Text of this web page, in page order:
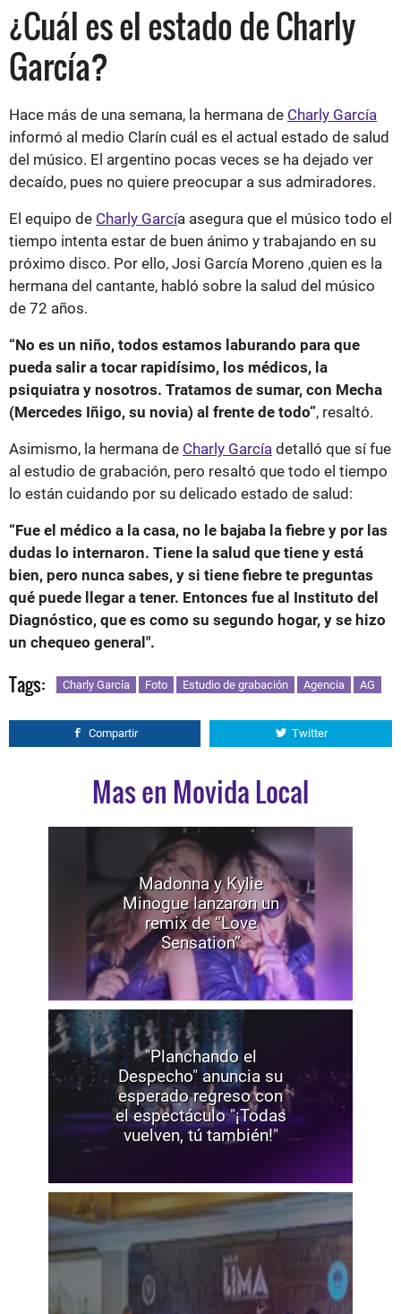
¿Cuál es el estado de Charly
García?
Hace más de una semana, la hermana de Charly García
informó al medio Clarín cuál es el actual estado de salud
del músico. El argentino pocas veces se ha dejado ver
decaído, pues no quiere preocupar a sus admiradores.
El equipo de Charly García asegura que el músico todo el
tiempo intenta estar de buen ánimo y trabajando en su
próximo disco. Por ello, Josi García Moreno ,quien es la
hermana del cantante, habló sobre la salud del músico
de 72 años.
“No es un niño, todos estamos laburando para que
pueda salir a tocar rapidísimo, los médicos, la
psiquiatra y nosotros. Tratamos de sumar, con Mecha
(Mercedes Iñigo, su novia) al frente de todo”, resaltó.
Asimismo, la hermana de Charly García detalló que sí fue
al estudio de grabación, pero resaltó que todo el tiempo
lo están cuidando por su delicado estado de salud:
“Fue el médico a la casa, no le bajaba la fiebre y por las
dudas lo internaron. Tiene la salud que tiene y está
bien, pero nunca sabes, y si tiene fiebre te preguntas
qué puede llegar a tener. Entonces fue al Instituto del
Diagnóstico, que es como su segundo hogar, y se hizo
un chequeo general".
Tags: Charly García Foto Estudio de grabación Agencia AG
Compartir Twitter
Mas en Movida Local
Madonna y Kylie
Minogue lanzaron un
remix de “Love
Sensation”
"Planchando el
Despecho" anuncia su
esperado regreso con
el espectáculo "¡Todas
vuelven, tú también!"